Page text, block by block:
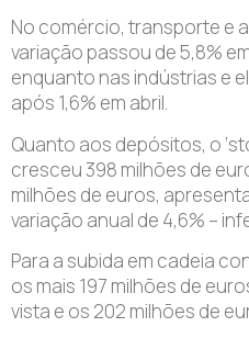
No comércio, transporte e
variação passou de 5,8%
enquanto nas indústrias e
após 1,6% em abril.
Quanto aos depósitos, o
cresceu 398 milhões de
milhões de euros,
variação anual de 4,6% –
Para a subida em cadeia
os mais 197 milhões de
vista e os 202 milhões de